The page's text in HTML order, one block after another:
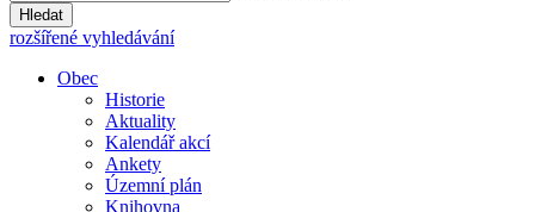
Hledat
rozšířené vyhledávání
Obec
Historie
Aktuality
Kalendář akcí
Ankety
Územní plán
Knihovna